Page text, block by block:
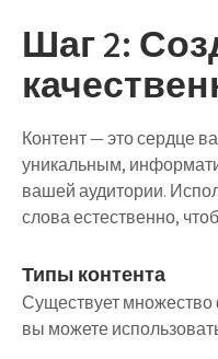
Шаг 2:
Контент — это сердце
уникальным,
вашей аудитории.
слова естественно,
Типы контента
Существует множество
вы можете